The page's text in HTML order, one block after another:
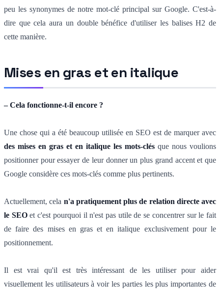
peu les synonymes de notre mot-clé principal sur Google. C'est-à-
dire que cela aura un double bénéfice d'utiliser les balises H2 de
cette manière.
Mises en gras et en italique
– Cela fonctionne-t-il encore ?
Une chose qui a été beaucoup utilisée en SEO est de marquer avec
des mises en gras et en italique les mots-clés que nous voulions
positionner pour essayer de leur donner un plus grand accent et que
Google considère ces mots-clés comme plus pertinents.
Actuellement, cela n'a pratiquement plus de relation directe avec
le SEOet c'est pourquoi il n'est pas utile de se concentrer sur le fait
de faire des mises en gras et en italique exclusivement pour le
positionnement.
Il est vrai qu'il est très intéressant de les utiliser pour aider
visuellement les utilisateurs à voir les parties les plus importantes de